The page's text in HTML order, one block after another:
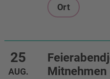
Ort
Mitnehmen
25
AUG.